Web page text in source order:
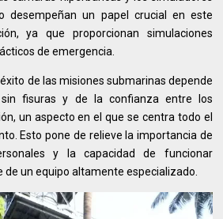
desempeñan un papel crucial en este
ya que proporcionan simulaciones
de emergencia.
éxito de las misiones submarinas depende
fisuras y de la confianza entre los
un aspecto en el que se centra todo el
Esto pone de relieve la importancia de
y la capacidad de funcionar
un equipo altamente especializado.